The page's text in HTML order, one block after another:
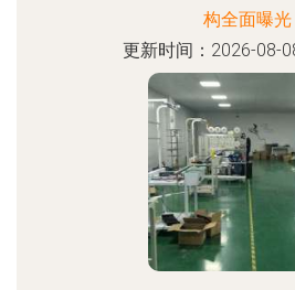
构全面曝光
更新时间：2026-08-